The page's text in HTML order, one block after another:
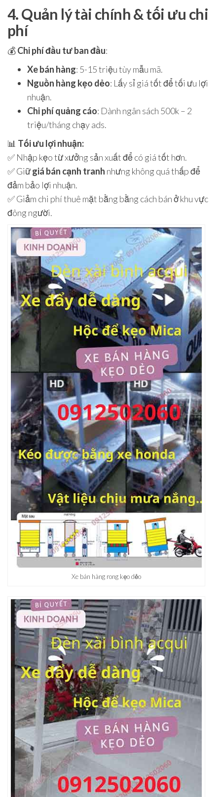
4. Quản lý tài chính & tối ưu chi
phí
💰Chi phí đầu tư ban đầu:
Xe bán hàng: 5-15 triệu tùy mẫu mã.
Nguồn hàng kẹo dẻo: Lấy sỉ giá tốt để tối ưu lợi
nhuận.
Chi phí quảng cáo: Dành ngân sách 500k – 2
triệu/tháng chạy ads.
📊 Tối ưu lợi nhuận:
✅ Nhập kẹo từ xưởng sản xuất để có giá tốt hơn.
✅ Giữgiá bán cạnh tranh nhưng không quá thấp để
đảm bảo lợi nhuận.
✅ Giảm chi phí thuê mặt bằng bằng cách bán ở khu vực
đông người.
Xe bán hàng rong kẹo dẻo